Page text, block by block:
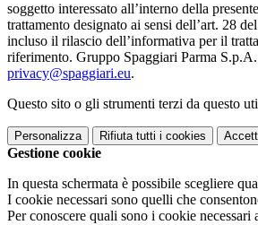
soggetto interessato all’interno della
trattamento designato ai sensi dell’art. 28
incluso il rilascio dell’informativa per il
riferimento. Gruppo Spaggiari Parma
privacy@spaggiari.eu.
Questo sito o gli strumenti terzi da questo
Personalizza Rifiuta tutti i cookies
Gestione cookie
In questa schermata è possibile scegliere
I cookie necessari sono quelli che
Per conoscere quali sono i cookie